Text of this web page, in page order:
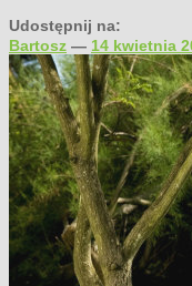
Udostępnij na:
Bartosz — 14 kwietnia